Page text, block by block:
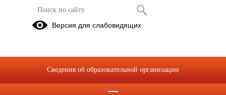
О недопущении незаконных сборов
денежных средств
11297 O nedopushchenii nezakonnyh sborov denezhnyh
Версия для слабовидящих
Сведения об образовательной организации